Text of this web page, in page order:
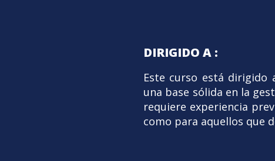
DIRIGIDO A :
Este curso está dirigido
una base sólida en la
requiere experiencia
como para aquellos que